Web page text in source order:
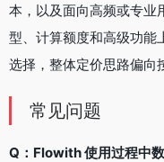
本，以及面向高频或专业
型、计算额度和高级功能
选择，整体定价思路偏向
常见问题
Q：Flowith 使用过程中